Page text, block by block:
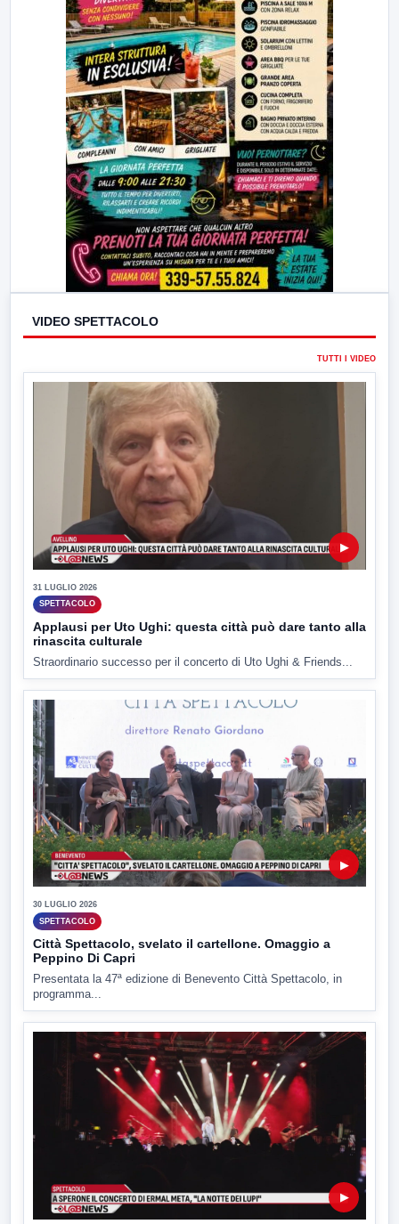
VIDEO SPETTACOLO
TUTTI I VIDEO
▶
31 LUGLIO 2026
SPETTACOLO
Applausi per Uto Ughi: questa città può dare tanto alla
rinascita culturale
Straordinario successo per il concerto di Uto Ughi & Friends...
▶
30 LUGLIO 2026
SPETTACOLO
Città Spettacolo, svelato il cartellone. Omaggio a
Peppino Di Capri
Presentata la 47ª edizione di Benevento Città Spettacolo, in
programma...
▶